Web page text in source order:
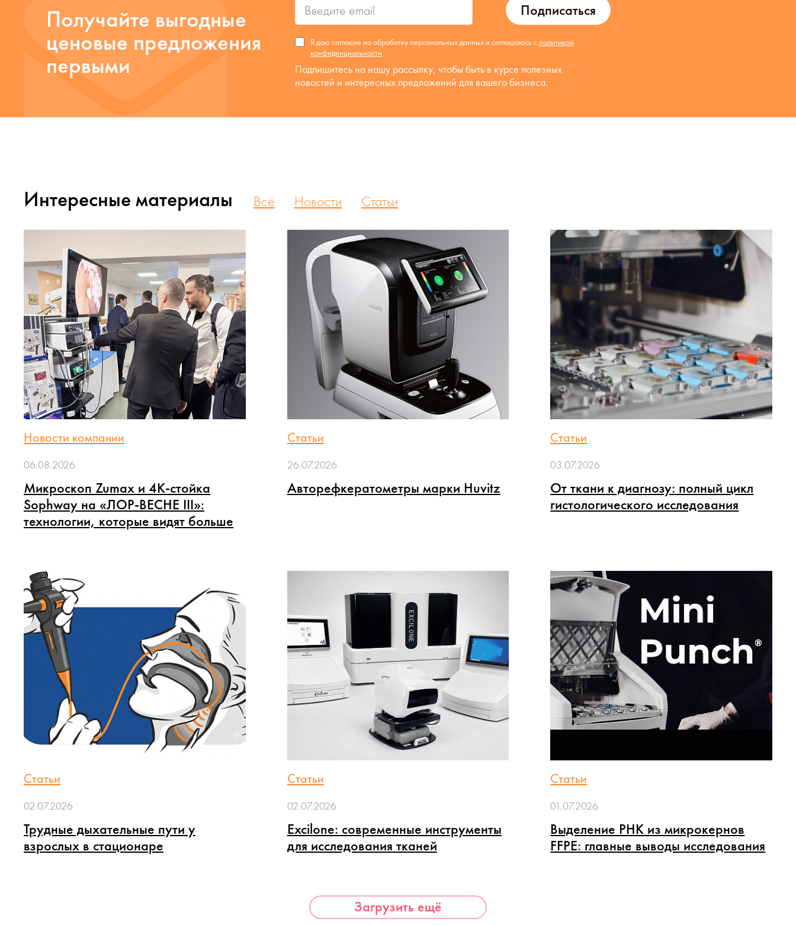
Получайте выгодные
ценовые предложения
первыми
Подписаться
Я даю согласие на обработку персональных данных и соглашаюсь с политикой
конфиденциальности
Подпишитесь на нашу рассылку, чтобы быть в курсе полезных
новостей и интересных предложений для вашего бизнеса.
Интересные материалы Всё Новости Статьи
Новости компании
06.08.2026
Микроскоп Zumax и 4K-стойка
Sophway на «ЛОР-ВЕСНЕ III»:
технологии, которые видят больше
Статьи
26.07.2026
Авторефкератометры марки Huvitz
Статьи
03.07.2026
От ткани к диагнозу: полный цикл
гистологического исследования
Статьи
02.07.2026
Трудные дыхательные пути у
взрослых в стационаре
Статьи
02.07.2026
Excilone: современные инструменты
для исследования тканей
Статьи
01.07.2026
Выделение РНК из микрокернов
FFPE: главные выводы исследования
Загрузить ещё